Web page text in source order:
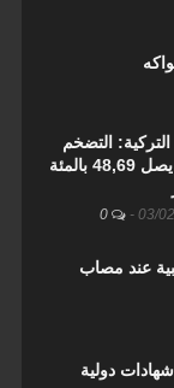
التركية: التضخم
السنوي يصل 48,69 بالمئة
-
عند مصاب
دولية